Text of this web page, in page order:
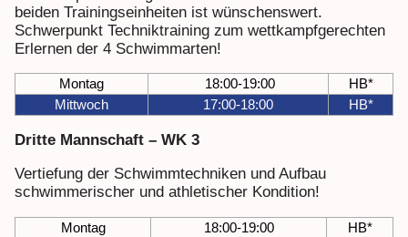
beiden Trainingseinheiten ist wünschenswert.
Schwerpunkt Techniktraining zum wettkampfgerechten
Erlernen der 4 Schwimmarten!
Montag 18:00-19:00
HB*
Mittwoch
17:00-18:00 HB*
Dritte Mannschaft – WK 3
Vertiefung der Schwimmtechniken und Aufbau
schwimmerischer und athletischer Kondition!
Montag 18:00-19:00
HB*